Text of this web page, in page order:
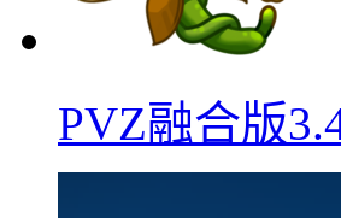
PVZ融合版